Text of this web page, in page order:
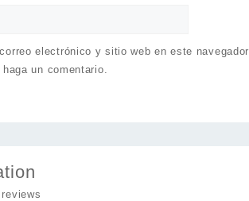
electrónico y sitio web en este navegador
un comentario.